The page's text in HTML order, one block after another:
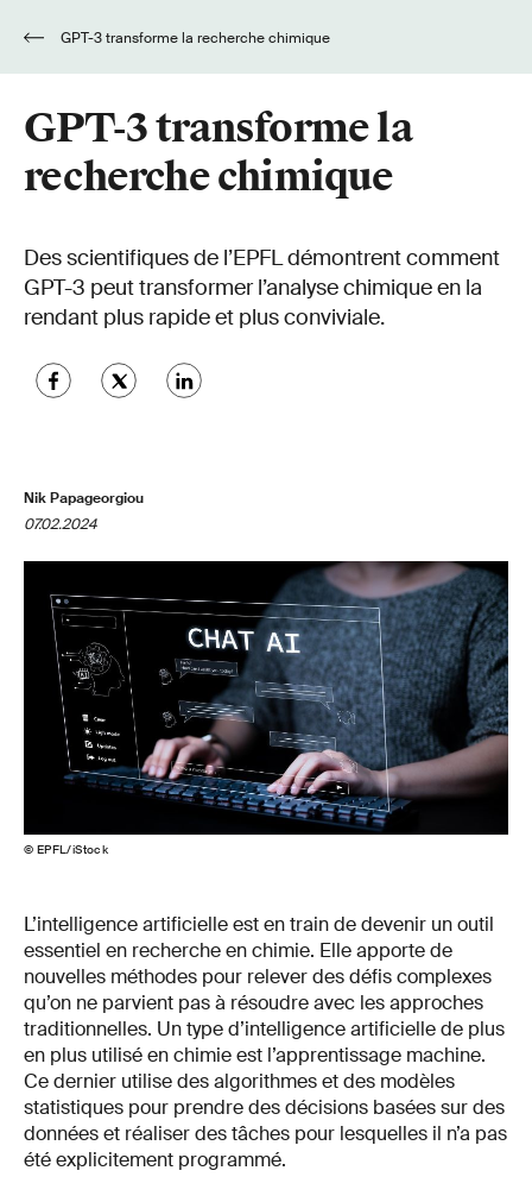
GPT-3 transforme la recherche chimique
GPT-3 transforme la
recherche chimique
Des scientifiques de l’EPFL démontrent comment
GPT-3 peut transformer l’analyse chimique en la
rendant plus rapide et plus conviviale.
Nik Papageorgiou
07.02.2024
© EPFL/iStock
L’intelligence artificielle est en train de devenir un outil
essentiel en recherche en chimie. Elle apporte de
nouvelles méthodes pour relever des défis complexes
qu’on ne parvient pas à résoudre avec les approches
traditionnelles. Un type d’intelligence artificielle de plus
en plus utilisé en chimie est l’apprentissage machine.
Ce dernier utilise des algorithmes et des modèles
statistiques pour prendre des décisions basées sur des
données et réaliser des tâches pour lesquelles il n’a pas
été explicitement programmé.